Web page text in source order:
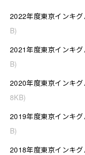
サステナビリティ
ニュース
採用情報
お問い合わせ
2022年度東京インキ
B)
2021年度東京インキ
B)
2020年度東京インキ
8KB)
2019年度東京インキ
B)
2018年度東京インキ